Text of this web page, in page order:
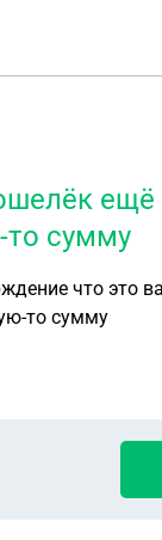
ещё
то сумму
что это
то сумму